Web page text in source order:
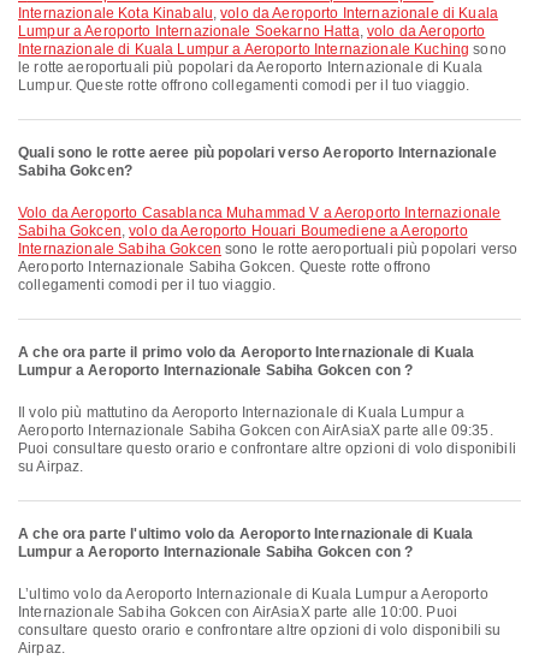
Internazionale Kota Kinabalu,volo da Aeroporto Internazionale di Kuala
Lumpur a Aeroporto Internazionale Soekarno Hatta,volo da Aeroporto
Internazionale di Kuala Lumpur a Aeroporto Internazionale Kuching sono
le rotte aeroportuali più popolari da Aeroporto Internazionale di Kuala
Lumpur. Queste rotte offrono collegamenti comodi per il tuo viaggio.
Quali sono le rotte aeree più popolari verso Aeroporto Internazionale
Sabiha Gokcen?
volo da Aeroporto Casablanca Muhammad V a Aeroporto Internazionale
Sabiha Gokcen,volo da Aeroporto Houari Boumediene a Aeroporto
Internazionale Sabiha Gokcen sono le rotte aeroportuali più popolari verso
Aeroporto Internazionale Sabiha Gokcen. Queste rotte offrono
collegamenti comodi per il tuo viaggio.
A che ora parte il primo volo da Aeroporto Internazionale di Kuala
Lumpur a Aeroporto Internazionale Sabiha Gokcen con ?
Aeroporto Internazionale Sabiha Gokcen con AirAsiaX parte alle 09:35.
Puoi consultare questo orario e confrontare altre opzioni di volo disponibili
su Airpaz.
A che ora parte l'ultimo volo da Aeroporto Internazionale di Kuala
Lumpur a Aeroporto Internazionale Sabiha Gokcen con ?
L’ultimo volo da Aeroporto Internazionale di Kuala Lumpur a Aeroporto
Internazionale Sabiha Gokcen con AirAsiaX parte alle 10:00. Puoi
consultare questo orario e confrontare altre opzioni di volo disponibili su
Airpaz.